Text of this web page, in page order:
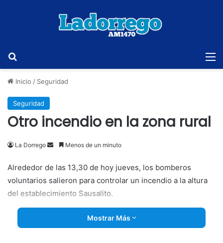
Inicio / Seguridad
Seguridad
Otro incendio en la zona rural
La Dorrego
Send
email
Menos de un minuto
Alrededor de las 13,30 de hoy jueves, los bomberos
voluntarios salieron para controlar un incendio a la altura
del establecimiento Sausalito.
Mostrar Más